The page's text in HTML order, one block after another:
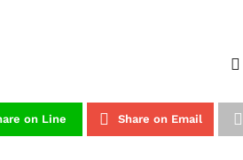
on Line Share on Email